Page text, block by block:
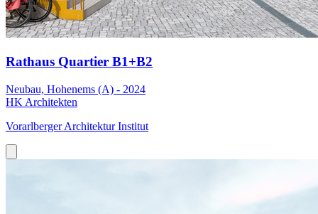
Rathaus Quartier B1+B2
Neubau, Hohenems (A) - 2024
HK Architekten
Vorarlberger Architektur Institut